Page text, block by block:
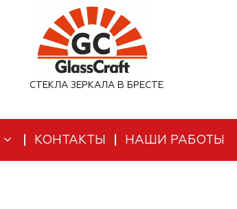
СТЕКЛА ЗЕРКАЛА В БРЕСТЕ
КОНТАКТЫ НАШИ РАБОТЫ